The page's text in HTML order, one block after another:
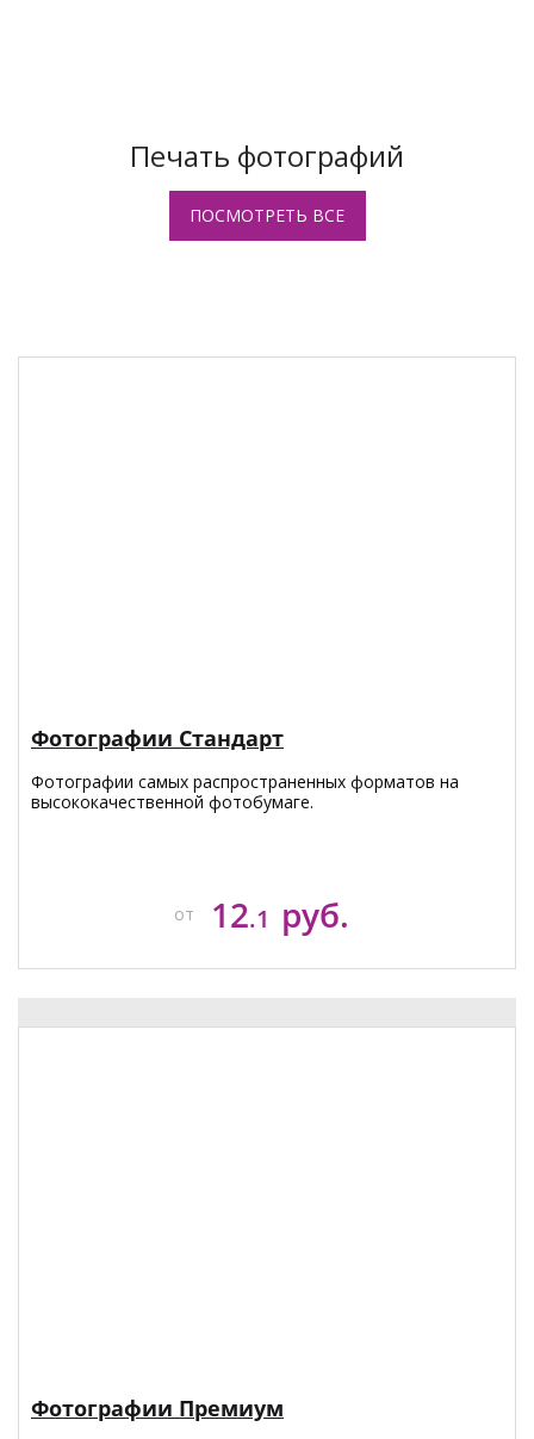
Печать фотографий
ПОСМОТРЕТЬ ВСЕ
Фотографии Стандарт
Фотографии самых распространенных форматов на
высококачественной фотобумаге.
от 12.1 руб.
Фотографии Премиум